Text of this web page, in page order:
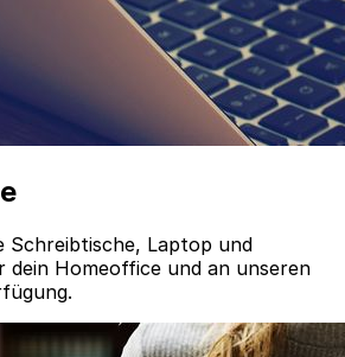
Schreibtische, Laptop und
dein Homeoffice und an unseren